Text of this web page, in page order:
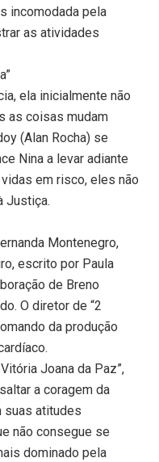
incomodada pela
as atividades
ela inicialmente não
as coisas mudam
(Alan Rocha) se
Nina a levar adiante
em risco, eles não
Justiça.
Montenegro,
escrito por Paula
de Breno
O diretor de “2
da produção
Joana da Paz”,
a coragem da
suas atitudes
não consegue se
dominado pela